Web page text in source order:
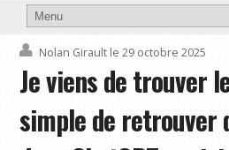
Nolan Girault le 29 octobre 2025
Je viens de trouver
simple de retrouver